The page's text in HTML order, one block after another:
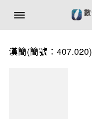
漢簡(簡號：407.020)